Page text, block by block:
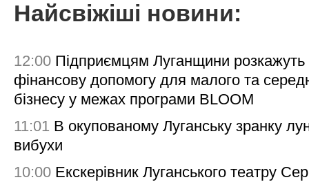
Найсвіжіші новини:
12:00 Підприємцям Луганщини розкажуть
фінансову допомогу для малого та
бізнесу у межах програми BLOOM
11:01 В окупованому Луганську зранку
вибухи
10:00 Екскерівник Луганського театру